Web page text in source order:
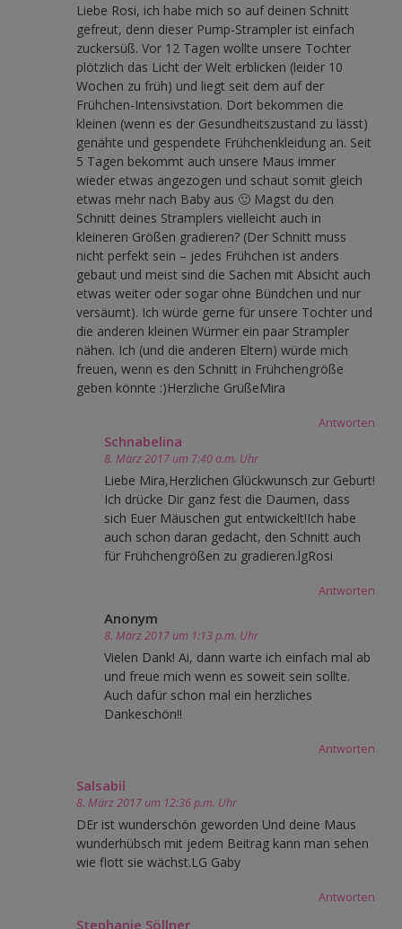
Liebe Rosi, ich habe mich so auf deinen Schnitt
gefreut, denn dieser Pump-Strampler ist einfach
zuckersüß. Vor 12 Tagen wollte unsere Tochter
plötzlich das Licht der Welt erblicken (leider 10
Wochen zu früh) und liegt seit dem auf der
Frühchen-Intensivstation. Dort bekommen die
kleinen (wenn es der Gesundheitszustand zu lässt)
genähte und gespendete Frühchenkleidung an. Seit
5 Tagen bekommt auch unsere Maus immer
wieder etwas angezogen und schaut somit gleich
etwas mehr nach Baby aus 🙂 Magst du den
Schnitt deines Stramplers vielleicht auch in
kleineren Größen gradieren? (Der Schnitt muss
nicht perfekt sein – jedes Frühchen ist anders
gebaut und meist sind die Sachen mit Absicht auch
etwas weiter oder sogar ohne Bündchen und nur
versäumt). Ich würde gerne für unsere Tochter und
die anderen kleinen Würmer ein paar Strampler
nähen. Ich (und die anderen Eltern) würde mich
freuen, wenn es den Schnitt in Frühchengröße
geben könnte :)Herzliche GrüßeMira
Antworten
Schnabelina
8. März 2017 um 7:40 a.m. Uhr
Liebe Mira,Herzlichen Glückwunsch zur Geburt!
Ich drücke Dir ganz fest die Daumen, dass
sich Euer Mäuschen gut entwickelt!Ich habe
auch schon daran gedacht, den Schnitt auch
für Frühchengrößen zu gradieren.lgRosi
Antworten
Anonym
8. März 2017 um 1:13 p.m. Uhr
Vielen Dank! Ai, dann warte ich einfach mal ab
und freue mich wenn es soweit sein sollte.
Auch dafür schon mal ein herzliches
Dankeschön!!
Antworten
Salsabil
8. März 2017 um 12:36 p.m. Uhr
DEr ist wunderschön geworden Und deine Maus
wunderhübsch mit jedem Beitrag kann man sehen
wie flott sie wächst.LG Gaby
Antworten
Stephanie Söllner